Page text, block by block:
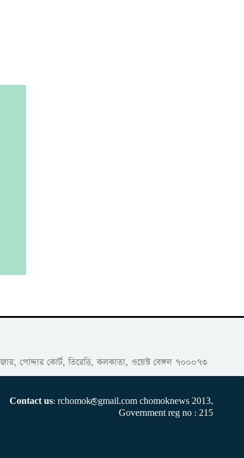
পোদ্দার কোর্ট, তিরেত্তি, কলকাতা, ওয়েস্ট বেঙ্গল ৭০০০৭৩
Contact us: rchomok@gmail.com chomoknews 2013,
Government reg no : 215